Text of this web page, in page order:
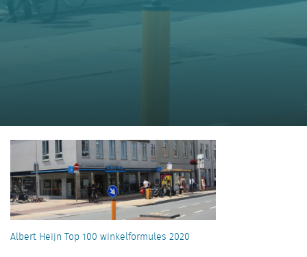
Albert Heijn Top 100 winkelformules 2020